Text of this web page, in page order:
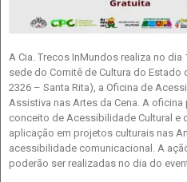
A Cia. Trecos InMundos realiza no
sede do Comitê de Cultura do
2326 – Santa Rita), a Oficina de
Assistiva nas Artes da Cena. A
conceito de Acessibilidade Cultural e
aplicação em projetos culturais nas
acessibilidade comunicacional. A
poderão ser realizadas no dia do